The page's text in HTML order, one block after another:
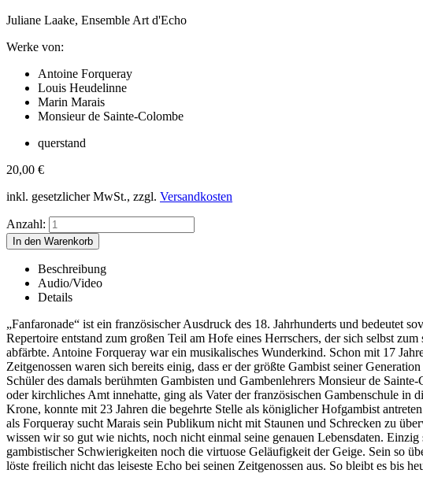
Juliane Laake, Ensemble Art d'Echo
Werke von:
Antoine Forqueray
Louis Heudelinne
Marin Marais
Monsieur de Sainte-Colombe
querstand
20,00 €
inkl. gesetzlicher MwSt., zzgl. Versandkosten
Anzahl:
Beschreibung
Audio/Video
Details
„Fanfaronade“ ist ein französischer Ausdruck des 18. Jahrhunderts und bedeutet
Repertoire entstand zum großen Teil am Hofe eines Herrschers, der sich selbst
abfärbte. Antoine Forqueray war ein musikalisches Wunderkind. Schon mit 17
Zeitgenossen waren sich bereits einig, dass er der größte Gambist seiner
Schüler des damals berühmten Gambisten und Gambenlehrers Monsieur de
oder kirchliches Amt innehatte, ging als Vater der französischen Gambenschule in
Krone, konnte mit 23 Jahren die begehrte Stelle als königlicher Hofgambist
als Forqueray sucht Marais sein Publikum nicht mit Staunen und Schrecken zu
wissen wir so gut wie nichts, noch nicht einmal seine genauen Lebensdaten.
gambistischer Schwierigkeiten noch die virtuose Geläufigkeit der Geige. Sein so
löste freilich nicht das leiseste Echo bei seinen Zeitgenossen aus. So bleibt es bis